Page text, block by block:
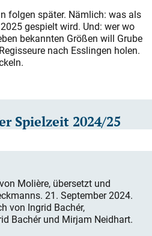
folgen später. Nämlich: was als
ge­spielt wird. Und: wer wo
bekannten Größen will Grube
nach Esslingen holen.
Spielzeit 2024/25
Molière, übersetzt und
21. September 2024.
von Ingrid Bachér,
Bachér und Mirjam Neidhart.